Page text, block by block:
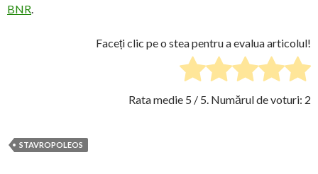
BNR.
Faceți clic pe o stea pentru a evalua articolul!
Rata medie 5 / 5. Numărul de voturi: 2
STAVROPOLEOS